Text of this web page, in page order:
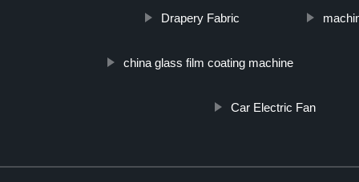
Drapery Fabric
china glass film coating machine
Car Electric Fan